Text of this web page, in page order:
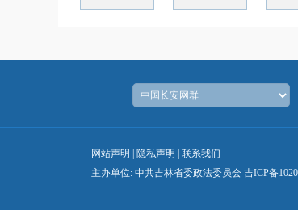
网站声明 隐私声明
联系我们
主办单位: 中共吉林省委政法委员会 吉ICP备